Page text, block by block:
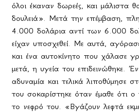
όλοι έκαναν δωρεές, και μάλιστα
δουλειά». Μετά την επέμβαση,
4.000 δολάρια αντί των 6.000
είχαν υποσχεθεί. Με αυτά,
και ένα αυτοκίνητο που χάλασε
μετά, η υγεία του επιδεινώθηκε.
αδυναμία και τελικά λιποθύμησε
του σοκαρίστηκε όταν έμαθε ότι ο
το νεφρό του. «Βγάζουν λεφτά